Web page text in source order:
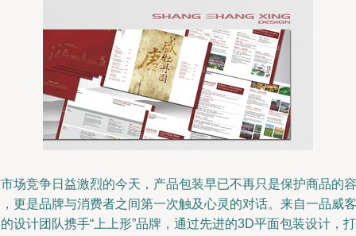
场竞争日益激烈的今天，产品包装早已不再只是保护商品的容
更是品牌与消费者之间第一次触及心灵的对话。来自一品威客
设计团队携手“上上形”品牌，通过先进的3D平面包装设计，打